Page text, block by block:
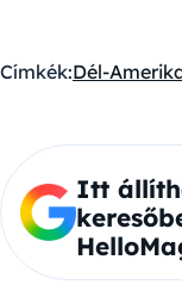
Címkék:Dél-
Itt